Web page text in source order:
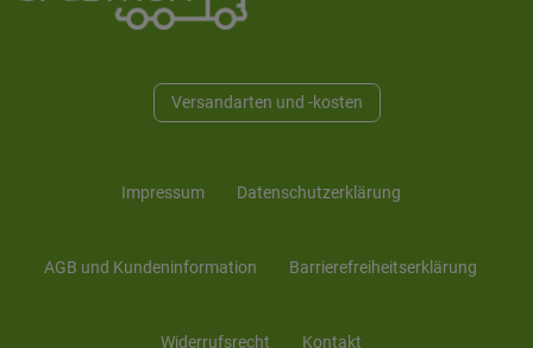
Versandarten und -kosten
Impressum Daten­schutz­erklärung
AGB und Kunden­information Barrierefreiheitserklärung
Widerrufs­recht Kontakt